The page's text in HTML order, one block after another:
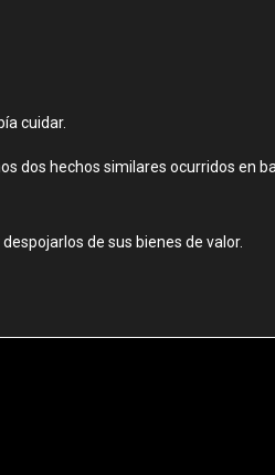
cuidar.
dos hechos similares ocurridos en
de sus bienes de valor.